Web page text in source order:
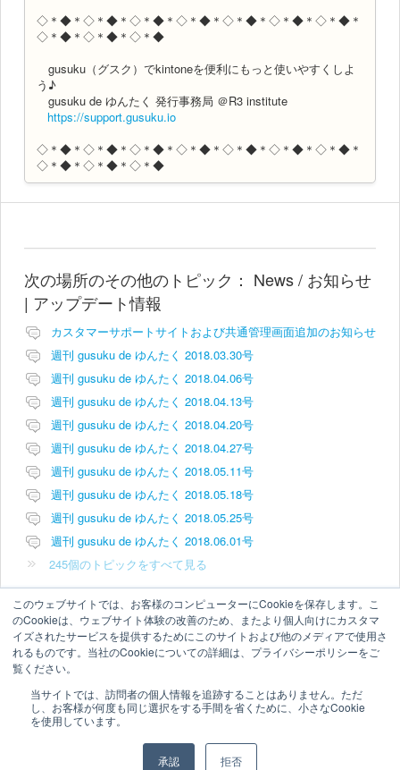
このウェブサイトでは、お客様のコンピューターにCookieを保存します。こ
のCookieは、ウェブサイト体験の改善のため、またより個人向けにカスタマ
イズされたサービスを提供するためにこのサイトおよび他のメディアで使用さ
れるものです。当社のCookieについての詳細は、プライバシーポリシーをご
覧ください。
当サイトでは、訪問者の個人情報を追跡することはありません。ただ
し、お客様が何度も同じ選択をする手間を省くために、小さなCookie
を使用しています。
承認 拒否
◇＊◆＊◇＊◆＊◇＊◆＊◇＊◆＊◇＊◆＊◇＊◆＊◇＊◆＊
◇＊◆＊◇＊◆＊◇＊◆
gusuku（グスク）でkintoneを便利にもっと使いやすくしよ
う♪
gusuku de ゆんたく 発行事務局 ＠R3 institute
https://support.gusuku.io
◇＊◆＊◇＊◆＊◇＊◆＊◇＊◆＊◇＊◆＊◇＊◆＊◇＊◆＊
◇＊◆＊◇＊◆＊◇＊◆
次の場所のその他のトピック： News / お知らせ
| アップデート情報
カスタマーサポートサイトおよび共通管理画面追加のお知らせ
週刊 gusuku de ゆんたく 2018.03.30号
週刊 gusuku de ゆんたく 2018.04.06号
週刊 gusuku de ゆんたく 2018.04.13号
週刊 gusuku de ゆんたく 2018.04.20号
週刊 gusuku de ゆんたく 2018.04.27号
週刊 gusuku de ゆんたく 2018.05.11号
週刊 gusuku de ゆんたく 2018.05.18号
週刊 gusuku de ゆんたく 2018.05.25号
週刊 gusuku de ゆんたく 2018.06.01号
245個のトピックをすべて見る